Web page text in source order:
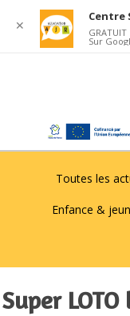
Toutes les
Enfance &
Super
✕
Centre
GRATUIT
Sur